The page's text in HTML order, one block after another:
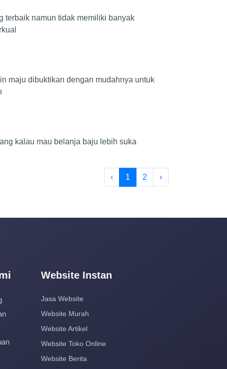
terbaik namun tidak memiliki banyak
maju dibuktikan dengan mudahnya untuk
kalau mau belanja baju lebih suka
‹ 1 2 ›
Website Instan
Jasa Website
Website Murah
Website Artikel
Website Toko Online
Website Berita